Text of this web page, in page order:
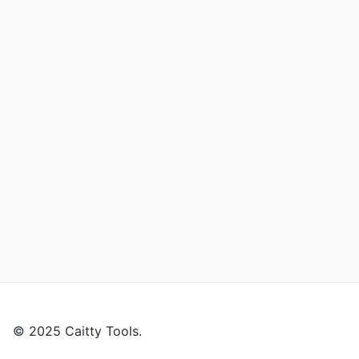
© 2025 Caitty Tools.